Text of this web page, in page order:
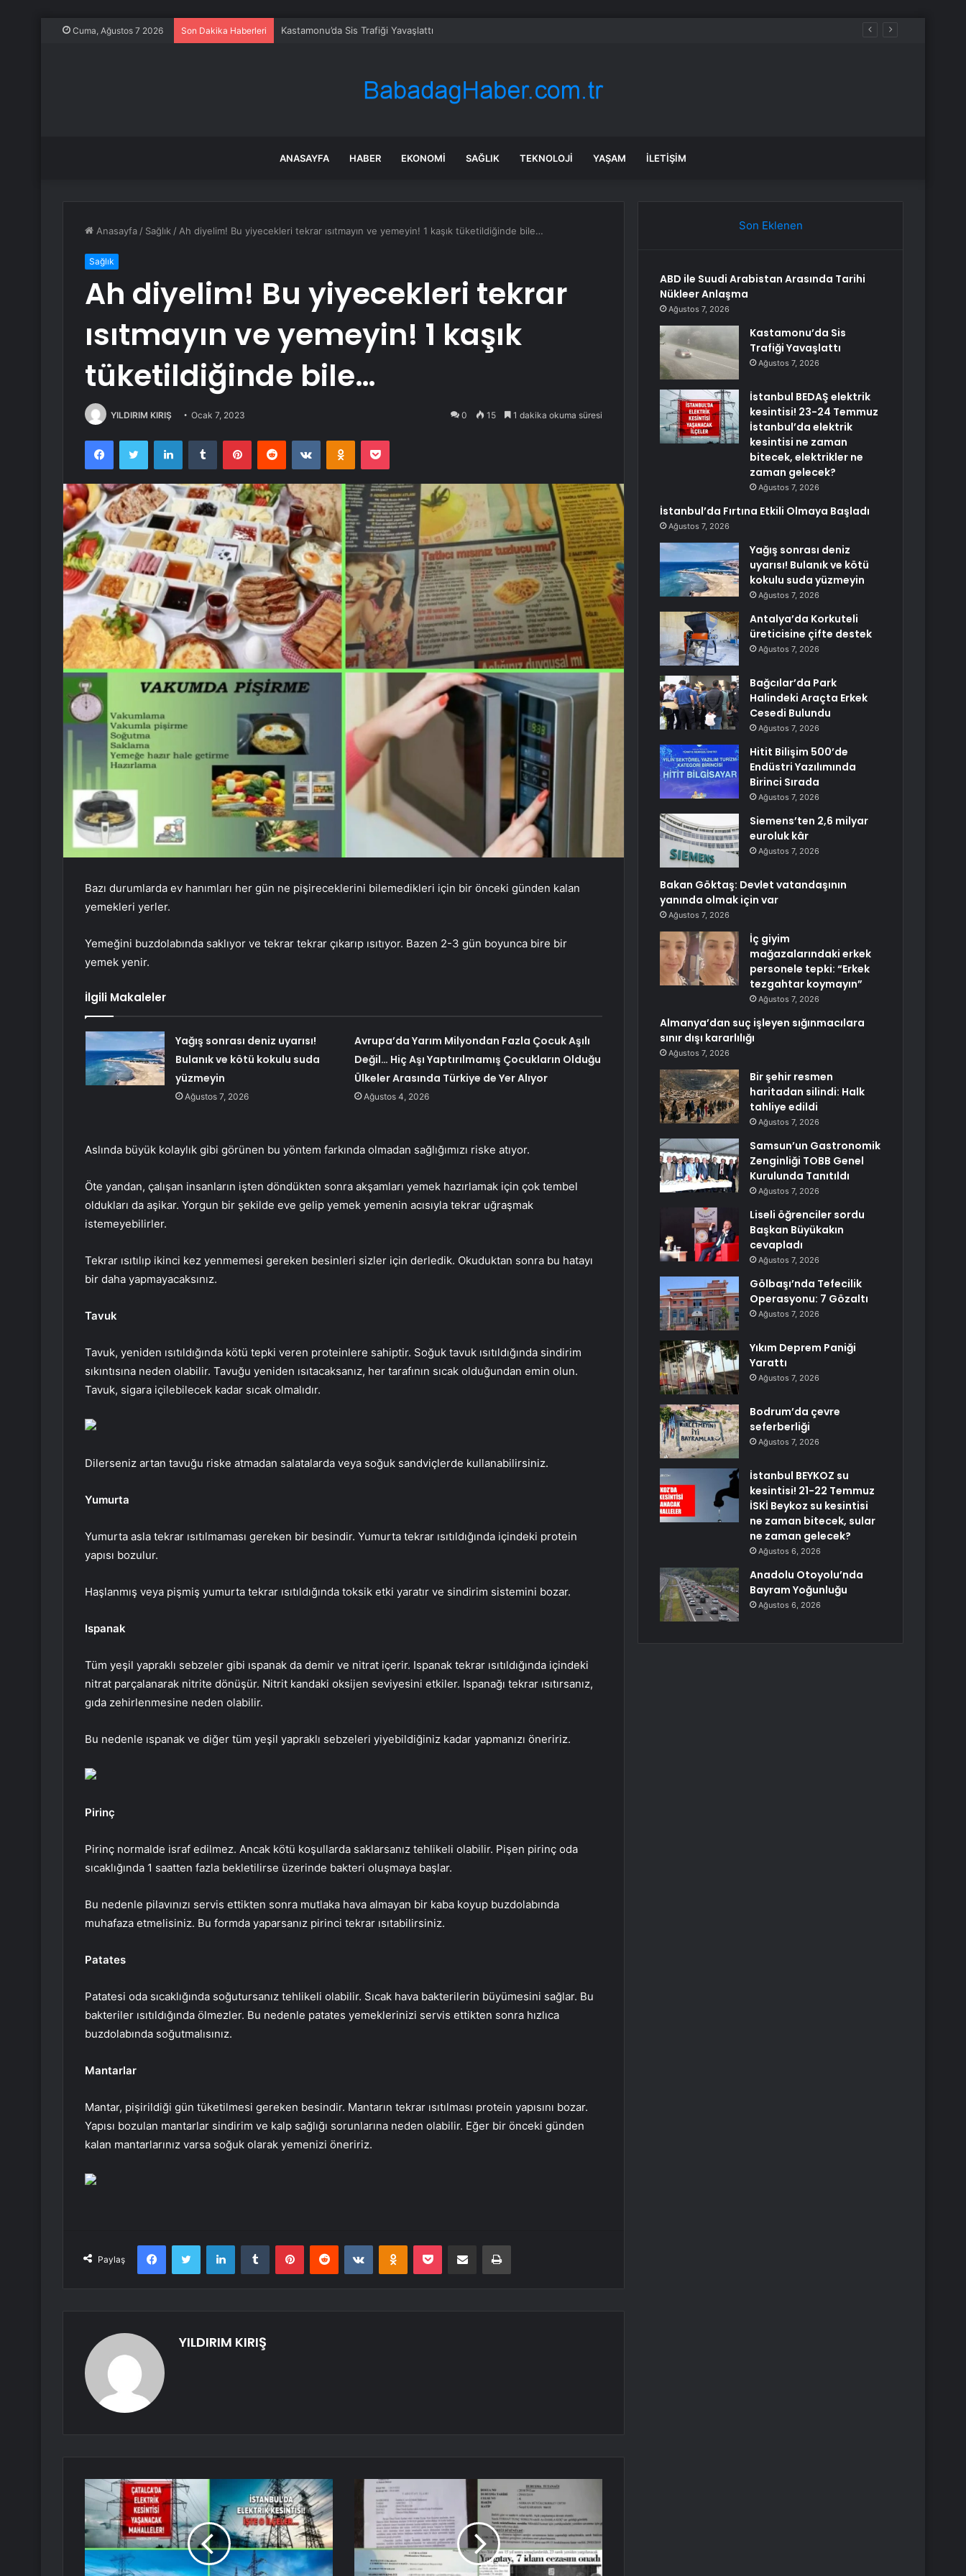
Cuma, Ağustos 7 2026 Son Dakika Haberleri Kastamonu’da Sis Trafiği Yavaşlattı
ANASAYFA HABER EKONOMI SAĞLIK TEKNOLOJI YAŞAM İLETIŞIM
Anasayfa / Sağlık / Ah diyelim! Bu yiyecekleri tekrar ısıtmayın ve yemeyin! 1 kaşık tüketildiğinde bile…
Sağlık
Ah diyelim! Bu yiyecekleri tekrar
ısıtmayın ve yemeyin! 1 kaşık
tüketildiğinde bile…
YILDIRIM KIRIŞ Ocak 7, 2023 0 15 1 dakika okuma süresi
FacebookTwitter LinkedInTumblr PinterestReddit VKontakteOdnoklassniki
Pocket
Bazı durumlarda ev hanımları her gün ne pişireceklerini bilemedikleri için bir önceki günden kalan
yemekleri yerler.
Yemeğini buzdolabında saklıyor ve tekrar tekrar çıkarıp ısıtıyor. Bazen 2-3 gün boyunca bire bir
yemek yenir.
İlgili Makaleler
Yağış sonrası deniz uyarısı!
Bulanık ve kötü kokulu suda
yüzmeyin
Ağustos 7, 2026
Avrupa’da Yarım Milyondan Fazla Çocuk Aşılı
Değil… Hiç Aşı Yaptırılmamış Çocukların Olduğu
Ülkeler Arasında Türkiye de Yer Alıyor
Ağustos 4, 2026
Aslında büyük kolaylık gibi görünen bu yöntem farkında olmadan sağlığımızı riske atıyor.
Öte yandan, çalışan insanların işten döndükten sonra akşamları yemek hazırlamak için çok tembel
oldukları da aşikar. Yorgun bir şekilde eve gelip yemek yemenin acısıyla tekrar uğraşmak
istemeyebilirler.
Tekrar ısıtılıp ikinci kez yenmemesi gereken besinleri sizler için derledik. Okuduktan sonra bu hatayı
bir daha yapmayacaksınız.
Tavuk
Tavuk, yeniden ısıtıldığında kötü tepki veren proteinlere sahiptir. Soğuk tavuk ısıtıldığında sindirim
sıkıntısına neden olabilir. Tavuğu yeniden ısıtacaksanız, her tarafının sıcak olduğundan emin olun.
Tavuk, sigara içilebilecek kadar sıcak olmalıdır.
Dilerseniz artan tavuğu riske atmadan salatalarda veya soğuk sandviçlerde kullanabilirsiniz.
Yumurta
Yumurta asla tekrar ısıtılmaması gereken bir besindir. Yumurta tekrar ısıtıldığında içindeki protein
yapısı bozulur.
Haşlanmış veya pişmiş yumurta tekrar ısıtıldığında toksik etki yaratır ve sindirim sistemini bozar.
Ispanak
Tüm yeşil yapraklı sebzeler gibi ıspanak da demir ve nitrat içerir. Ispanak tekrar ısıtıldığında içindeki
nitrat parçalanarak nitrite dönüşür. Nitrit kandaki oksijen seviyesini etkiler. Ispanağı tekrar ısıtırsanız,
gıda zehirlenmesine neden olabilir.
Bu nedenle ıspanak ve diğer tüm yeşil yapraklı sebzeleri yiyebildiğiniz kadar yapmanızı öneririz.
Pirinç
Pirinç normalde israf edilmez. Ancak kötü koşullarda saklarsanız tehlikeli olabilir. Pişen pirinç oda
sıcaklığında 1 saatten fazla bekletilirse üzerinde bakteri oluşmaya başlar.
Bu nedenle pilavınızı servis ettikten sonra mutlaka hava almayan bir kaba koyup buzdolabında
muhafaza etmelisiniz. Bu formda yaparsanız pirinci tekrar ısıtabilirsiniz.
Patates
Patatesi oda sıcaklığında soğutursanız tehlikeli olabilir. Sıcak hava bakterilerin büyümesini sağlar. Bu
bakteriler ısıtıldığında ölmezler. Bu nedenle patates yemeklerinizi servis ettikten sonra hızlıca
buzdolabında soğutmalısınız.
Mantarlar
Mantar, pişirildiği gün tüketilmesi gereken besindir. Mantarın tekrar ısıtılması protein yapısını bozar.
Yapısı bozulan mantarlar sindirim ve kalp sağlığı sorunlarına neden olabilir. Eğer bir önceki günden
kalan mantarlarınız varsa soğuk olarak yemenizi öneririz.
Paylaş
FacebookTwitter LinkedInTumblr PinterestReddit VKontakteOdnoklassniki
Pocket E-Posta ile paylaş Yazdır
YILDIRIM KIRIŞ
Son Eklenen
ABD ile Suudi Arabistan Arasında Tarihi
Nükleer Anlaşma
Ağustos 7, 2026
Kastamonu’da Sis
Trafiği Yavaşlattı
Ağustos 7, 2026
İstanbul BEDAŞ elektrik
kesintisi! 23-24 Temmuz
İstanbul’da elektrik
kesintisi ne zaman
bitecek, elektrikler ne
zaman gelecek?
Ağustos 7, 2026
İstanbul’da Fırtına Etkili Olmaya Başladı
Ağustos 7, 2026
Yağış sonrası deniz
uyarısı! Bulanık ve kötü
kokulu suda yüzmeyin
Ağustos 7, 2026
Antalya’da Korkuteli
üreticisine çifte destek
Ağustos 7, 2026
Bağcılar’da Park
Halindeki Araçta Erkek
Cesedi Bulundu
Ağustos 7, 2026
Hitit Bilişim 500’de
Endüstri Yazılımında
Birinci Sırada
Ağustos 7, 2026
Siemens’ten 2,6 milyar
euroluk kâr
Ağustos 7, 2026
Bakan Göktaş: Devlet vatandaşının
yanında olmak için var
Ağustos 7, 2026
İç giyim
mağazalarındaki erkek
personele tepki: “Erkek
tezgahtar koymayın”
Ağustos 7, 2026
Almanya’dan suç işleyen sığınmacılara
sınır dışı kararlılığı
Ağustos 7, 2026
Bir şehir resmen
haritadan silindi: Halk
tahliye edildi
Ağustos 7, 2026
Samsun’un Gastronomik
Zenginliği TOBB Genel
Kurulunda Tanıtıldı
Ağustos 7, 2026
Liseli öğrenciler sordu
Başkan Büyükakın
cevapladı
Ağustos 7, 2026
Gölbaşı’nda Tefecilik
Operasyonu: 7 Gözaltı
Ağustos 7, 2026
Yıkım Deprem Paniği
Yarattı
Ağustos 7, 2026
Bodrum’da çevre
seferberliği
Ağustos 7, 2026
İstanbul BEYKOZ su
kesintisi! 21-22 Temmuz
İSKİ Beykoz su kesintisi
ne zaman bitecek, sular
ne zaman gelecek?
Ağustos 6, 2026
Anadolu Otoyolu’nda
Bayram Yoğunluğu
Ağustos 6, 2026